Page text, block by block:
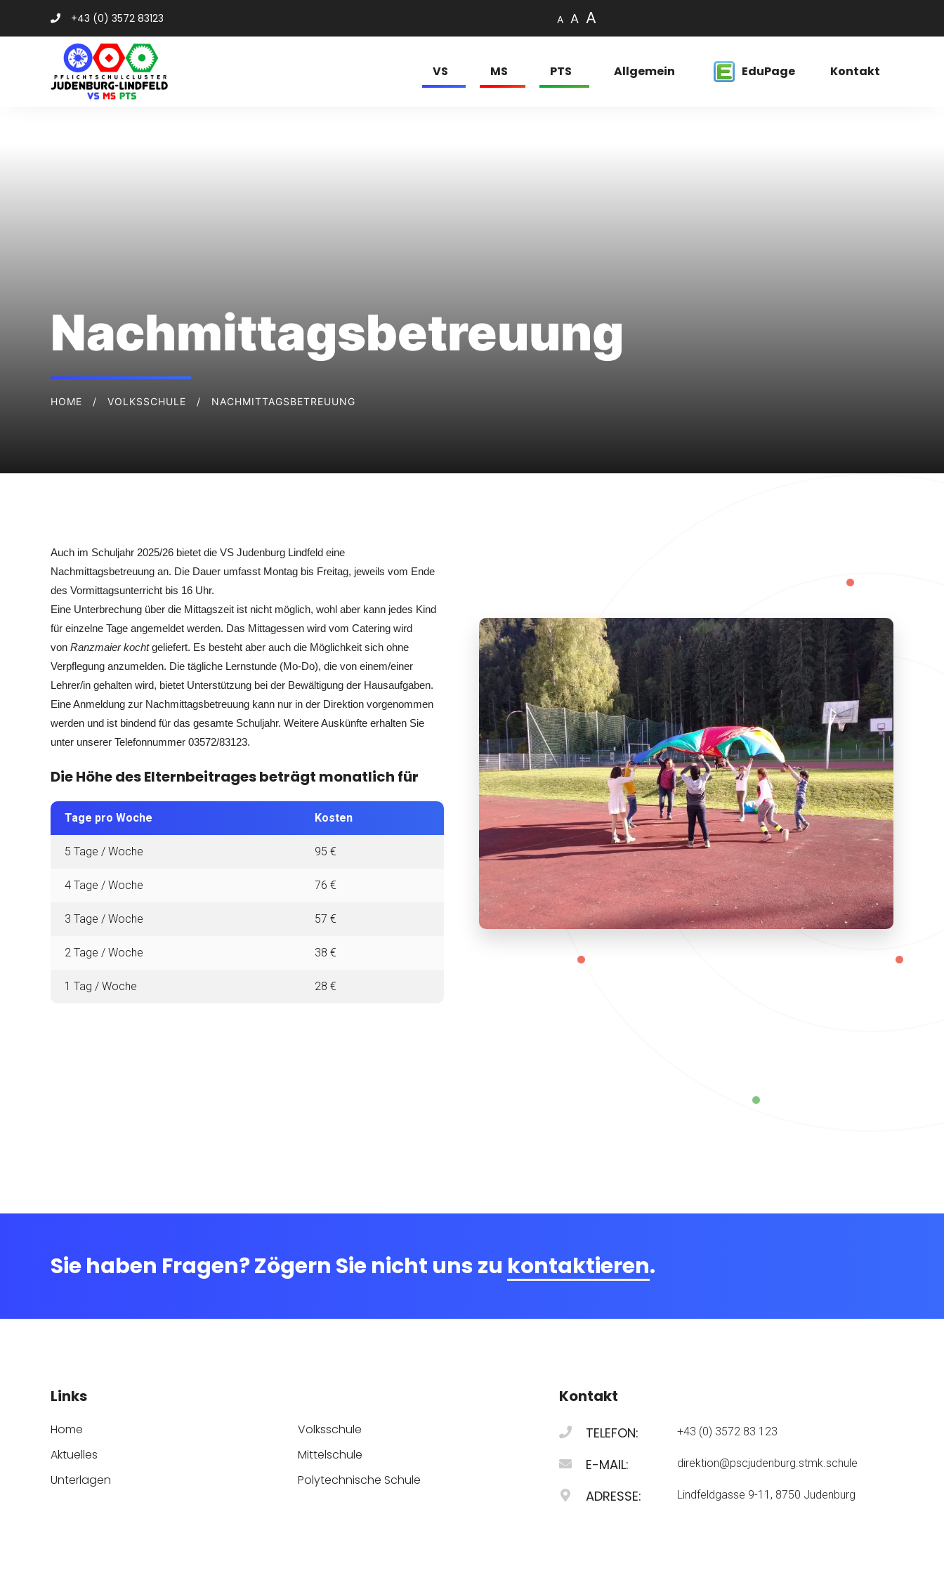
+43 (0) 3572 83123 A A A
VS MS PTS Allgemein EduPage Kontakt
Nachmittagsbetreuung
HOME VOLKSSCHULE NACHMITTAGSBETREUUNG
Auch im Schuljahr 2025/26 bietet die VS Judenburg Lindfeld eine
Nachmittagsbetreuung an. Die Dauer umfasst Montag bis Freitag, jeweils vom Ende
des Vormittagsunterricht bis 16 Uhr.
Eine Unterbrechung über die Mittagszeit ist nicht möglich, wohl aber kann jedes Kind
für einzelne Tage angemeldet werden. Das Mittagessen wird vom Catering wird
von Ranzmaier kochtgeliefert. Es besteht aber auch die Möglichkeit sich ohne
Verpflegung anzumelden. Die tägliche Lernstunde (Mo-Do), die von einem/einer
Lehrer/in gehalten wird, bietet Unterstützung bei der Bewältigung der Hausaufgaben.
Eine Anmeldung zur Nachmittagsbetreuung kann nur in der Direktion vorgenommen
werden und ist bindend für das gesamte Schuljahr. Weitere Auskünfte erhalten Sie
unter unserer Telefonnummer 03572/83123.
Die Höhe des Elternbeitrages beträgt monatlich für
Tage pro Woche Kosten
5 Tage / Woche 95 €
4 Tage / Woche 76 €
3 Tage / Woche 57 €
2 Tage / Woche 38 €
1 Tag / Woche 28 €
Sie haben Fragen? Zögern Sie nicht uns zu kontaktieren.
Links
Home
Volksschule
Aktuelles
Mittelschule
Unterlagen
Polytechnische Schule
Kontakt
TELEFON: +43 (0) 3572 83 123
E-MAIL: direktion@pscjudenburg.stmk.schule
ADRESSE: Lindfeldgasse 9-11, 8750 Judenburg